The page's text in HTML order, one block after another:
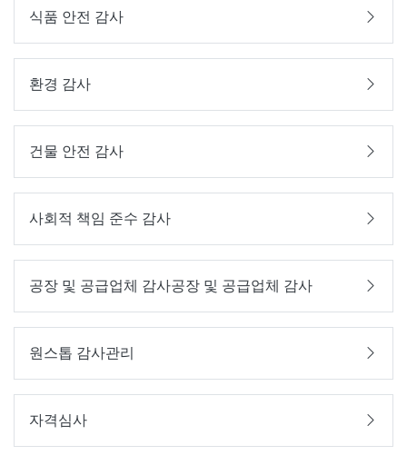
식품 안전 감사
환경 감사
건물 안전 감사
사회적 책임 준수 감사
공장 및 공급업체 감사공장 및 공급업체 감사
원스톱 감사관리
자격심사